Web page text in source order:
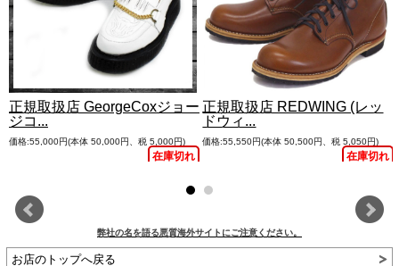
正規取扱店 GeorgeCoxジョー
ジコ...
価格:55,000円(本体 50,000円、税 5,000円)
在庫切れ
正規取扱店 REDWING (レッ
ドウィ...
価格:55,550円(本体 50,500円、税 5,050円)
在庫切れ
弊社の名を語る悪質海外サイトにご注意ください。
お店のトップへ戻る